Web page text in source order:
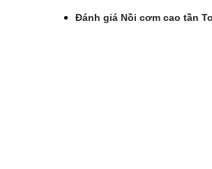
Đánh giá Nồi cơm cao tần